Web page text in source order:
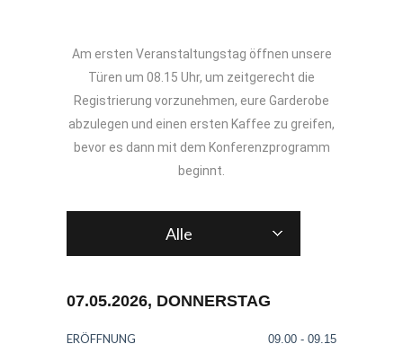
Am ersten Veranstaltungstag öffnen unsere
Türen um 08.15 Uhr, um zeitgerecht die
Registrierung vorzunehmen, eure Garderobe
abzulegen und einen ersten Kaffee zu greifen,
bevor es dann mit dem Konferenzprogramm
beginnt.
Alle
07.05.2026, DONNERSTAG
ERÖFFNUNG
09.00 - 09.15